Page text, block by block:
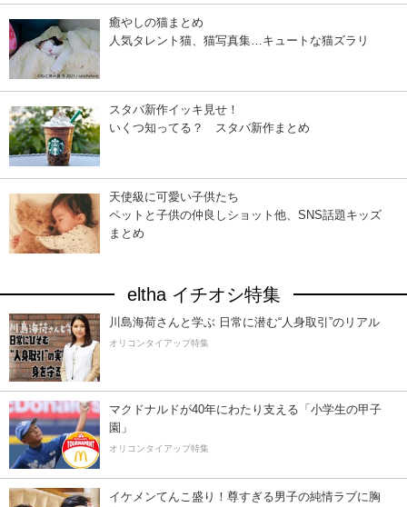
癒やしの猫まとめ
人気タレント猫、猫写真集…キュートな猫ズラリ
スタバ新作イッキ見せ！
いくつ知ってる？ スタバ新作まとめ
天使級に可愛い子供たち
ペットと子供の仲良しショット他、SNS話題キッズ
まとめ
eltha イチオシ特集
川島海荷さんと学ぶ 日常に潜む“人身取引”のリアル
オリコンタイアップ特集
マクドナルドが40年にわたり支える「小学生の甲子
園」
オリコンタイアップ特集
イケメンてんこ盛り！尊すぎる男子の純情ラブに胸